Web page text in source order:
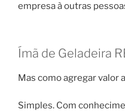
empresa à outras
Ímã de Geladeira
Mas como agregar valor
Simples. Com